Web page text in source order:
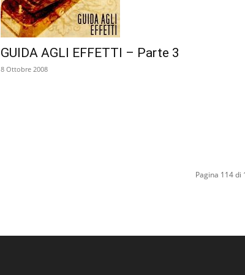
GUIDA AGLI EFFETTI – Parte 3
8 Ottobre 2008
Pagina 114 di